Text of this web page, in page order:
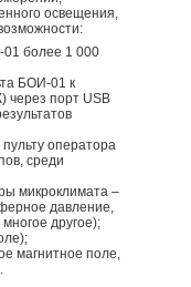
освещения,
более 1 000
БОИ-01 к
через порт USB
оператора
среди
микроклимата –
давление,
другое);
магнитное поле,